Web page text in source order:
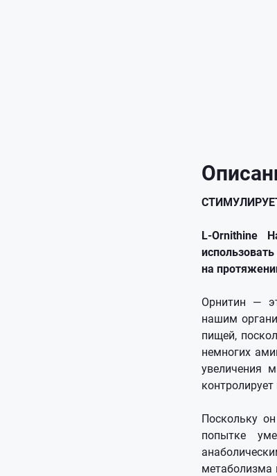
L-Ornithine
на
Орнитин —
нашим
пищей,
немногих
увеличения
Поскольку
попытке
метаболизма